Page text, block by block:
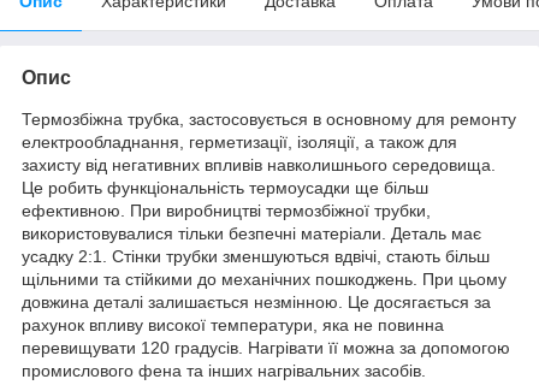
Опис
Термозбіжна трубка, застосовується в основному для ремонту
електрообладнання, герметизації, ізоляції, а також для
захисту від негативних впливів навколишнього середовища.
Це робить функціональність термоусадки ще більш
ефективною. При виробництві термозбіжної трубки,
використовувалися тільки безпечні матеріали. Деталь має
усадку 2:1. Стінки трубки зменшуються вдвічі, стають більш
щільними та стійкими до механічних пошкоджень. При цьому
довжина деталі залишається незмінною. Це досягається за
рахунок впливу високої температури, яка не повинна
перевищувати 120 градусів. Нагрівати її можна за допомогою
промислового фена та інших нагрівальних засобів.